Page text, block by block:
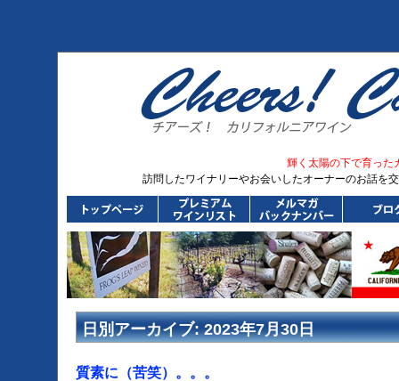
輝く太陽の下で育った
訪問したワイナリーやお会いしたオーナーのお話を
日別アーカイブ:2023年7月30日
質素に（苦笑）。。。